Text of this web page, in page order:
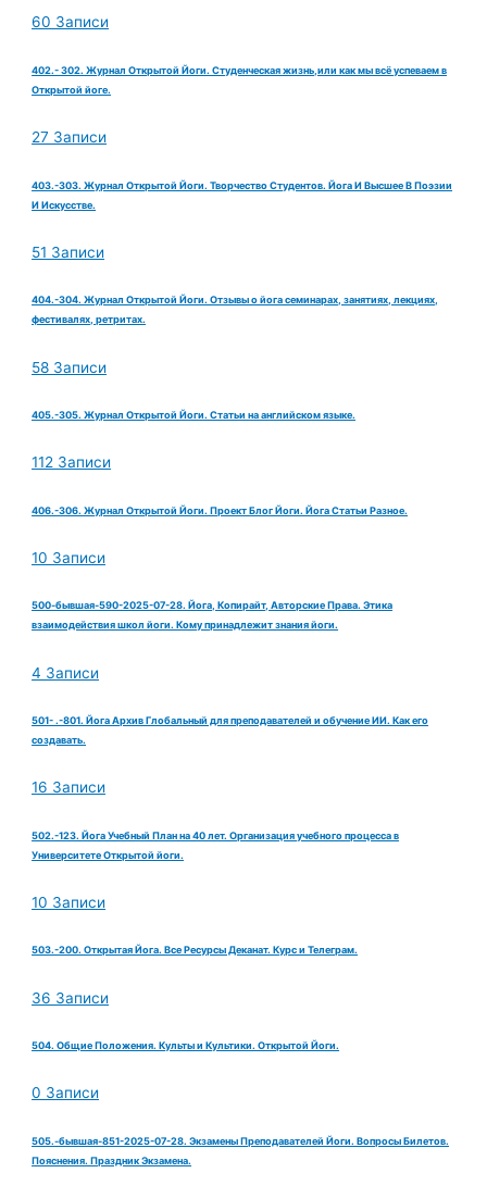
60 Записи
402.- 302. Журнал Открытой Йоги. Студенческая жизнь,или как мы всё успеваем в
Открытой йоге.
27 Записи
403.-303. Журнал Открытой Йоги. Творчество Студентов. Йога И Высшее В Поэзии
И Искусстве.
51 Записи
404.-304. Журнал Открытой Йоги. Отзывы о йога семинарах, занятиях, лекциях,
фестивалях, ретритах.
58 Записи
405.-305. Журнал Открытой Йоги. Статьи на английском языке.
112 Записи
406.-306. Журнал Открытой Йоги. Проект Блог Йоги. Йога Статьи Разное.
10 Записи
500-бывшая-590-2025-07-28. Йога, Копирайт, Авторские Права. Этика
взаимодействия школ йоги. Кому принадлежит знания йоги.
4 Записи
501- .-801. Йога Архив Глобальный для преподавателей и обучение ИИ. Как его
создавать.
16 Записи
502.-123. Йога Учебный План на 40 лет. Организация учебного процесса в
Университете Открытой йоги.
10 Записи
503.-200. Открытая Йога. Все Ресурсы Деканат. Курс и Телеграм.
36 Записи
504. Общие Положения. Культы и Культики. Открытой Йоги.
0 Записи
505.-бывшая-851-2025-07-28. Экзамены Преподавателей Йоги. Вопросы Билетов.
Пояснения. Праздник Экзамена.